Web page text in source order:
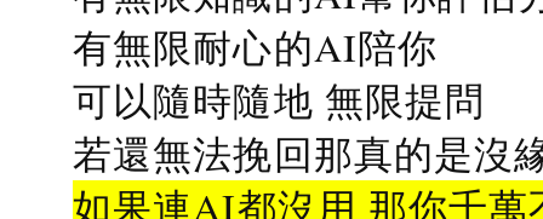
有無限耐心的AI陪你
可以隨時隨地 無限提問
若還無法挽回那真的是沒
如果連AI都沒用 那你千